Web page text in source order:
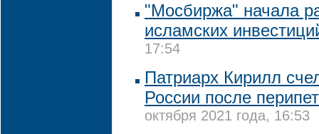
"Мосбиржа" начала
исламских
17:54
Патриарх Кирилл
России после
октября 2021 года, 16:53